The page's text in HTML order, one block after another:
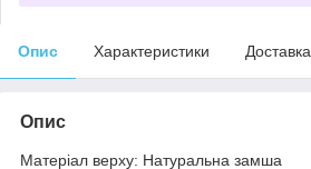
Опис Характеристики Доставка
Опис
Матеріал верху: Натуральна замша